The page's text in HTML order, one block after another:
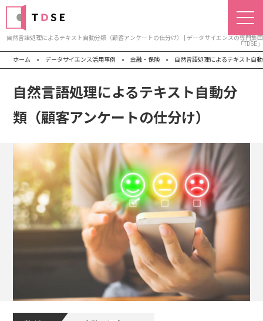
自然言語処理によるテキスト自動分類（顧客アンケートの仕分け） | データサイエンスの専門集団
「TDSE」
ホーム » データサイエンス活用事例 » 金融・保険 » 自然言語処理によるテキスト自
自然言語処理によるテキスト自動分
類（顧客アンケートの仕分け）